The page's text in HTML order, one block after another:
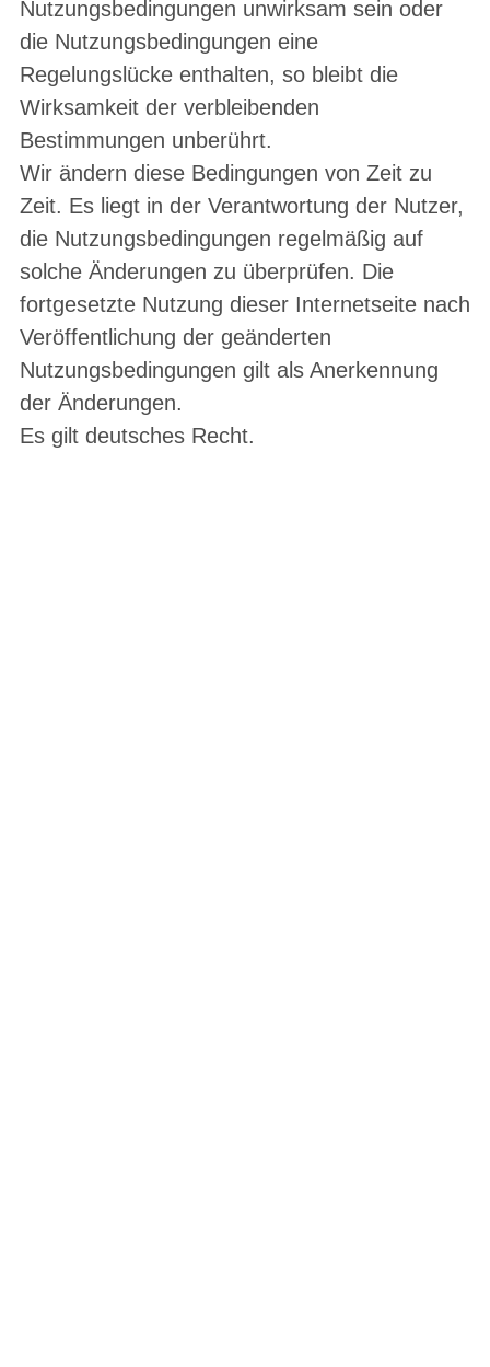
Nutzungsbedingungen unwirksam sein oder
die Nutzungsbedingungen eine
Regelungslücke enthalten, so bleibt die
Wirksamkeit der verbleibenden
Bestimmungen unberührt.
Wir ändern diese Bedingungen von Zeit zu
Zeit. Es liegt in der Verantwortung der Nutzer,
die Nutzungsbedingungen regelmäßig auf
solche Änderungen zu überprüfen. Die
fortgesetzte Nutzung dieser Internetseite nach
Veröffentlichung der geänderten
Nutzungsbedingungen gilt als Anerkennung
der Änderungen.
Es gilt deutsches Recht.